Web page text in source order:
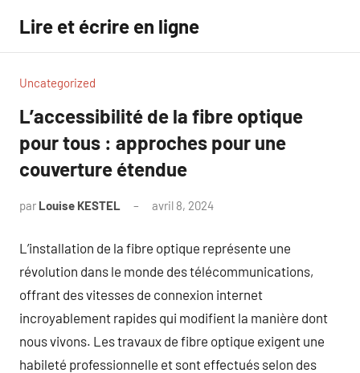
contenu
Lire et écrire en ligne
Uncategorized
L’accessibilité de la fibre optique
pour tous : approches pour une
couverture étendue
par Louise KESTEL avril 8, 2024
L’installation de la fibre optique représente une
révolution dans le monde des télécommunications,
offrant des vitesses de connexion internet
incroyablement rapides qui modifient la manière dont
nous vivons. Les travaux de fibre optique exigent une
habileté professionnelle et sont effectués selon des